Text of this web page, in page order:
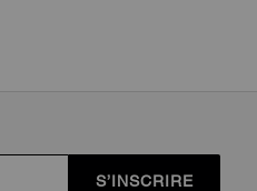
S’INSCRIRE